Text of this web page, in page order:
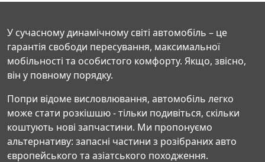
У сучасному динамічному світі автомобіль – це
гарантія свободи пересування, максимальної
мобільності та особистого комфорту. Якщо, звісно,
він у повному порядку.
Попри відоме висловлювання, автомобіль легко
може стати розкішшю - тільки подивіться, скільки
коштують нові запчастини. Ми пропонуємо
альтернативу: запасні частини з розібраних авто
європейського та азіатського походження.